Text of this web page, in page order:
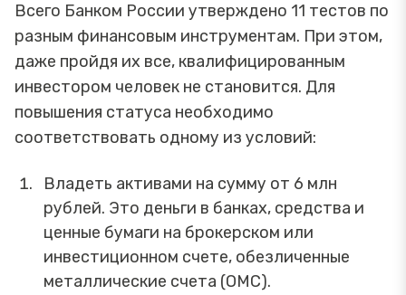
Всего Банком России утверждено 11 тестов по
разным финансовым инструментам. При этом,
даже пройдя их все, квалифицированным
инвестором человек не становится. Для
повышения статуса необходимо
соответствовать одному из условий:
Владеть активами на сумму от 6 млн
рублей. Это деньги в банках, средства и
ценные бумаги на брокерском или
инвестиционном счете, обезличенные
металлические счета (ОМС).